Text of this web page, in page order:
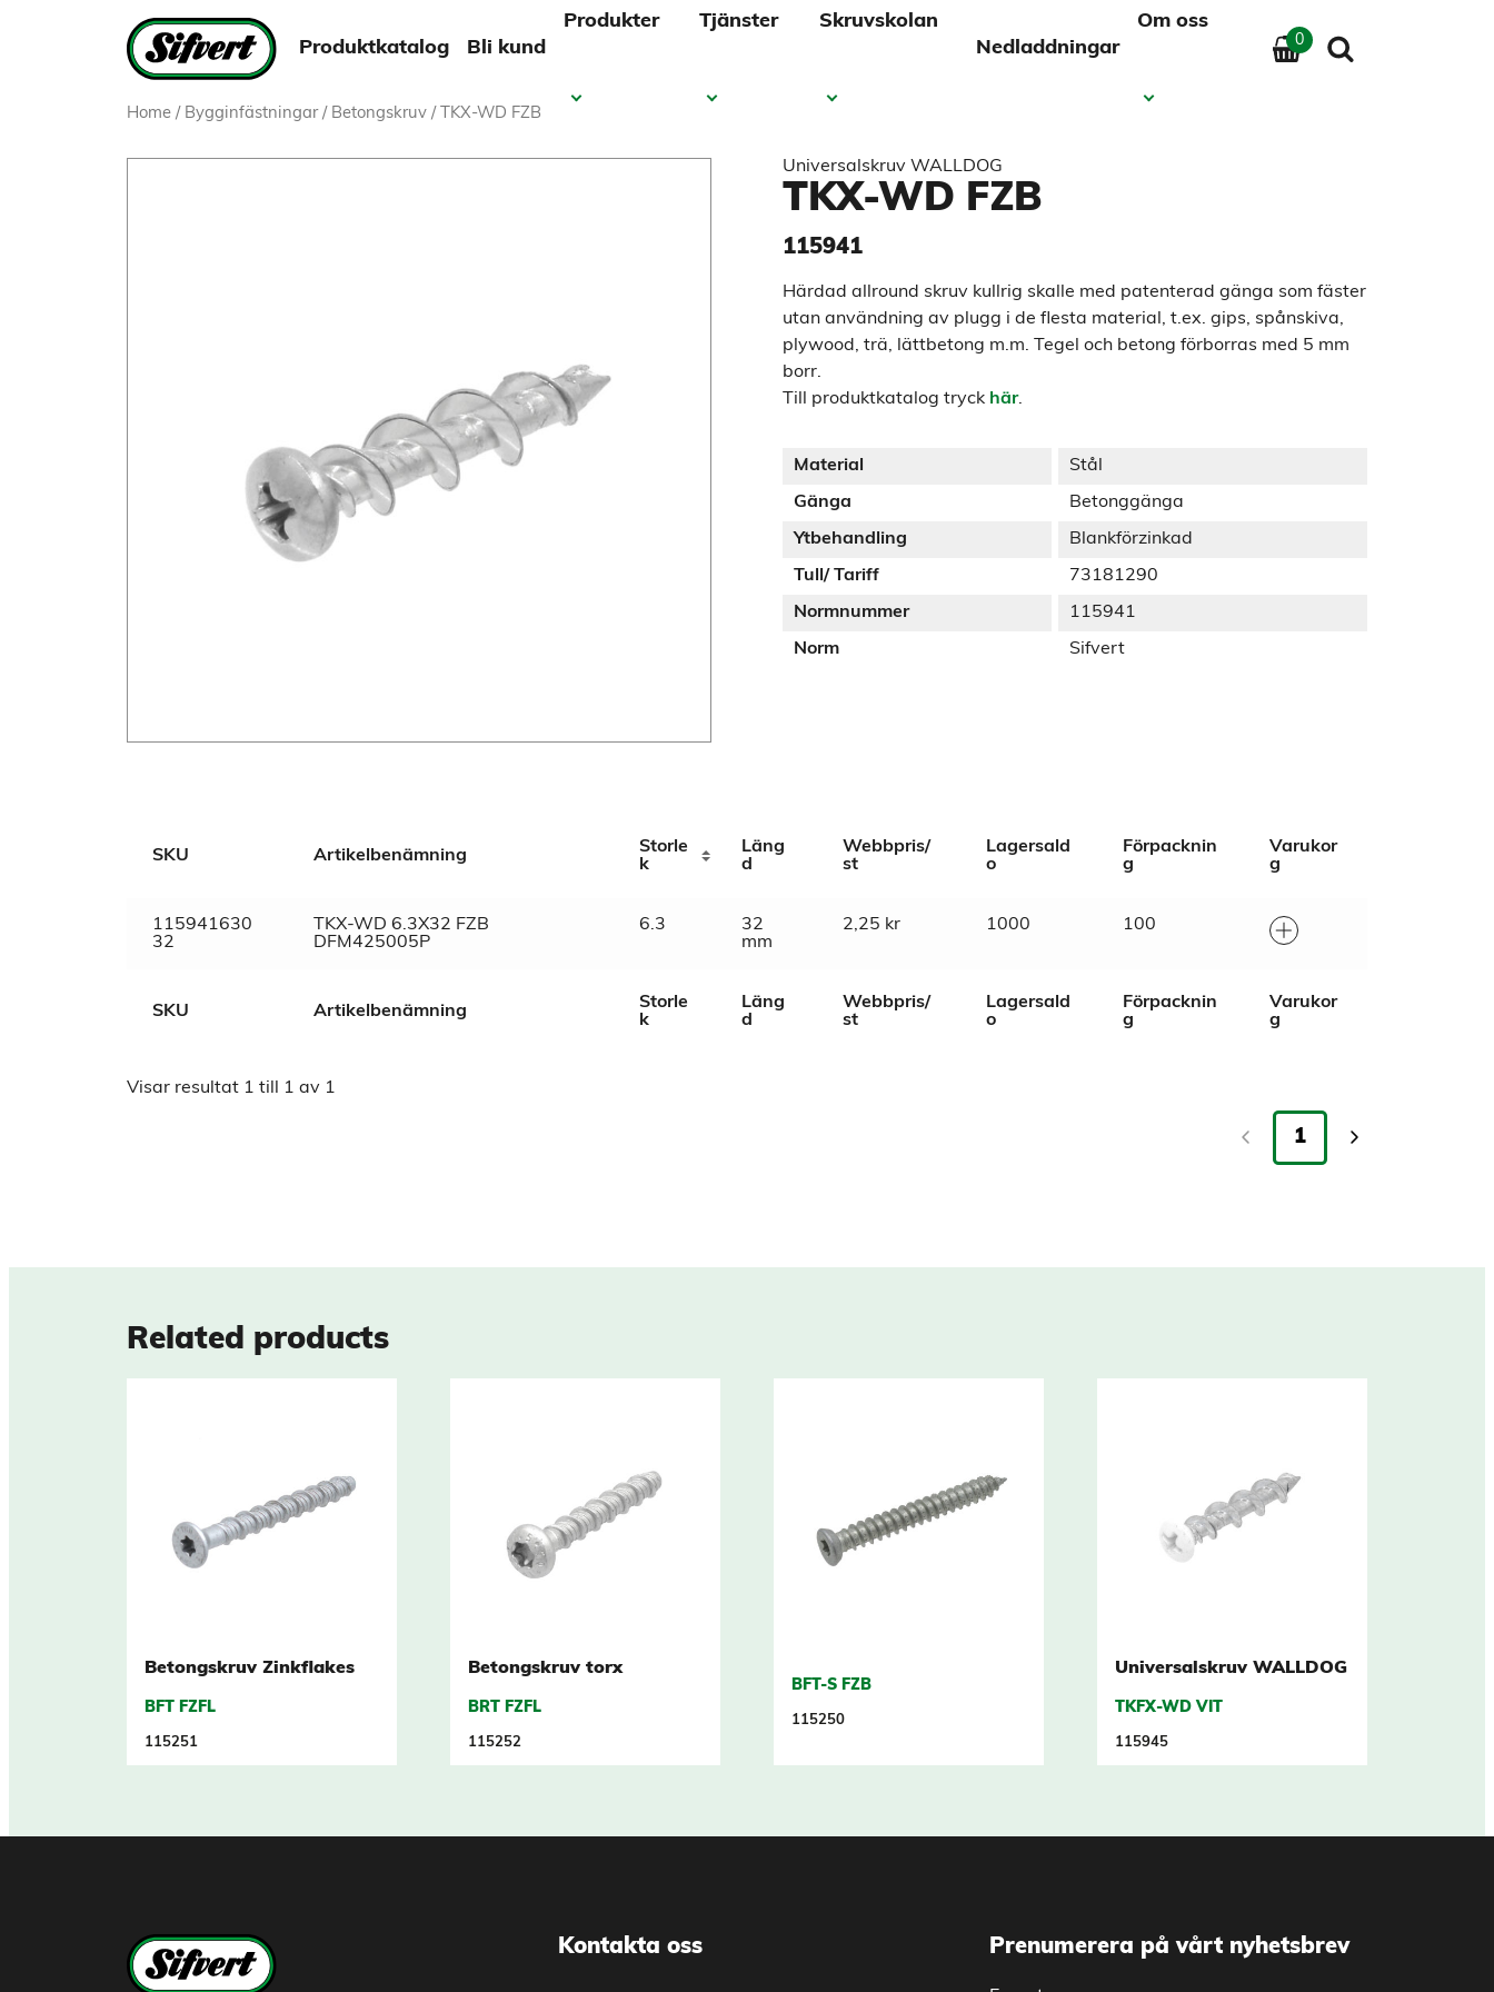
Produktkatalog Bli kund
Produkter Tjänster
Skruvskolan
Nedladdningar
Om oss
0
Home / Bygginfästningar/ Betongskruv / TKX-WD FZB
Universalskruv WALLDOG
TKX-WD FZB
115941
Härdad allround skruv kullrig skalle med patenterad gänga som fäster
utan användning av plugg i de flesta material, t.ex. gips, spånskiva,
plywood, trä, lättbetong m.m. Tegel och betong förborras med 5 mm
borr.
Till produktkatalog tryck här.
Material Stål
Gänga Betonggänga
Ytbehandling Blankförzinkad
Tull/ Tariff 73181290
Normnummer 115941
Norm Sifvert
Dimensions N/A
Material Stål
SKU Artikelbenämning
Storle
k
Läng
d
Webbpris/
st
Lagersald
o
Förpacknin
g
Varukor
g
115941630
32
TKX-WD 6.3X32 FZB
DFM425005P
6.3
32
mm
2,25 kr 1000 100
SKU Artikelbenämning
Storle
k
Läng
d
Webbpris/
st
Lagersald
o
Förpacknin
g
Varukor
g
Visar resultat 1 till 1 av 1
1
Related products
Betongskruv Zinkflakes
BFT FZFL
115251
Betongskruv torx
BRT FZFL
115252
BFT-S FZB
115250
Universalskruv WALLDOG
TKFX-WD VIT
115945
Kontakta oss Prenumerera på vårt nyhetsbrev